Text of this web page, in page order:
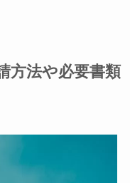
方法や必要書類